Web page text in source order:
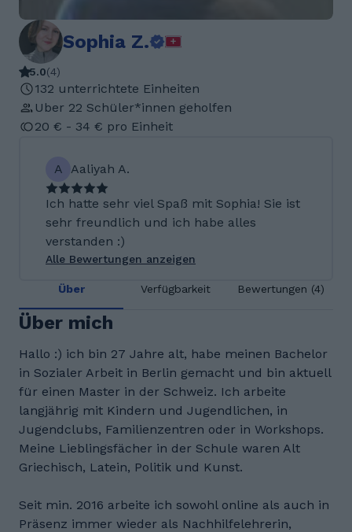
Sophia Z.
5.0(4)
132 unterrichtete Einheiten
Uber 22 Schüler*innen geholfen
20 € - 34 € pro Einheit
A Aaliyah A.
Ich hatte sehr viel Spaß mit Sophia! Sie ist
sehr freundlich und ich habe alles
verstanden :)
Alle Bewertungen anzeigen
Über Verfügbarkeit Bewertungen (4)
Über mich
Hallo :) ich bin 27 Jahre alt, habe meinen Bachelor
in Sozialer Arbeit in Berlin gemacht und bin aktuell
für einen Master in der Schweiz. Ich arbeite
langjährig mit Kindern und Jugendlichen, in
Jugendclubs, Familienzentren oder in Workshops.
Meine Lieblingsfächer in der Schule waren Alt
Griechisch, Latein, Politik und Kunst.
Seit min. 2016 arbeite ich sowohl online als auch in
Präsenz immer wieder als Nachhilfelehrerin,